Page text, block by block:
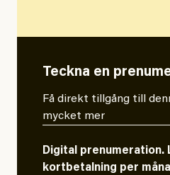
Teckna en
Få direkt tillgång till
mycket mer
Digital prenumeration.
kortbetalning per